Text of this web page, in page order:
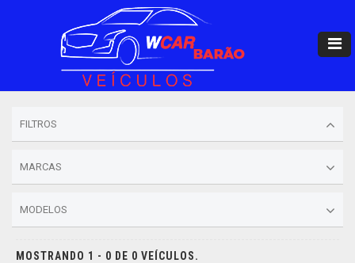
FILTROS
MARCAS
MODELOS
MOSTRANDO 1 - 0 DE 0 VEÍCULOS.